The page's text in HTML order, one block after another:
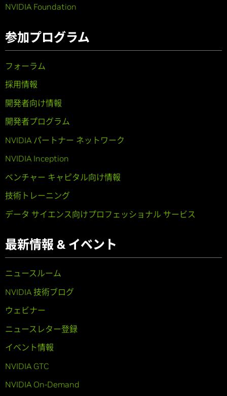
NVIDIA Foundation
参加プログラム
フォーラム
採用情報
開発者向け情報
開発者プログラム
NVIDIA パートナー ネットワーク
NVIDIA Inception
ベンチャー キャピタル向け情報
技術トレーニング
データ サイエンス向けプロフェッショナル サービス
最新情報 & イベント
ニュースルーム
NVIDIA 技術ブログ
ウェビナー
ニュースレター登録
イベント情報
NVIDIA GTC
NVIDIA On-Demand